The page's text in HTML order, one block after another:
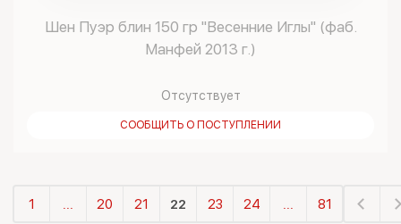
Шен Пуэр блин 150 гр "Весенние Иглы" (фаб.
Манфей 2013 г.)
Отсутствует
СООБЩИТЬ О ПОСТУПЛЕНИИ
1 ... 20 21 22 23 24 ... 81